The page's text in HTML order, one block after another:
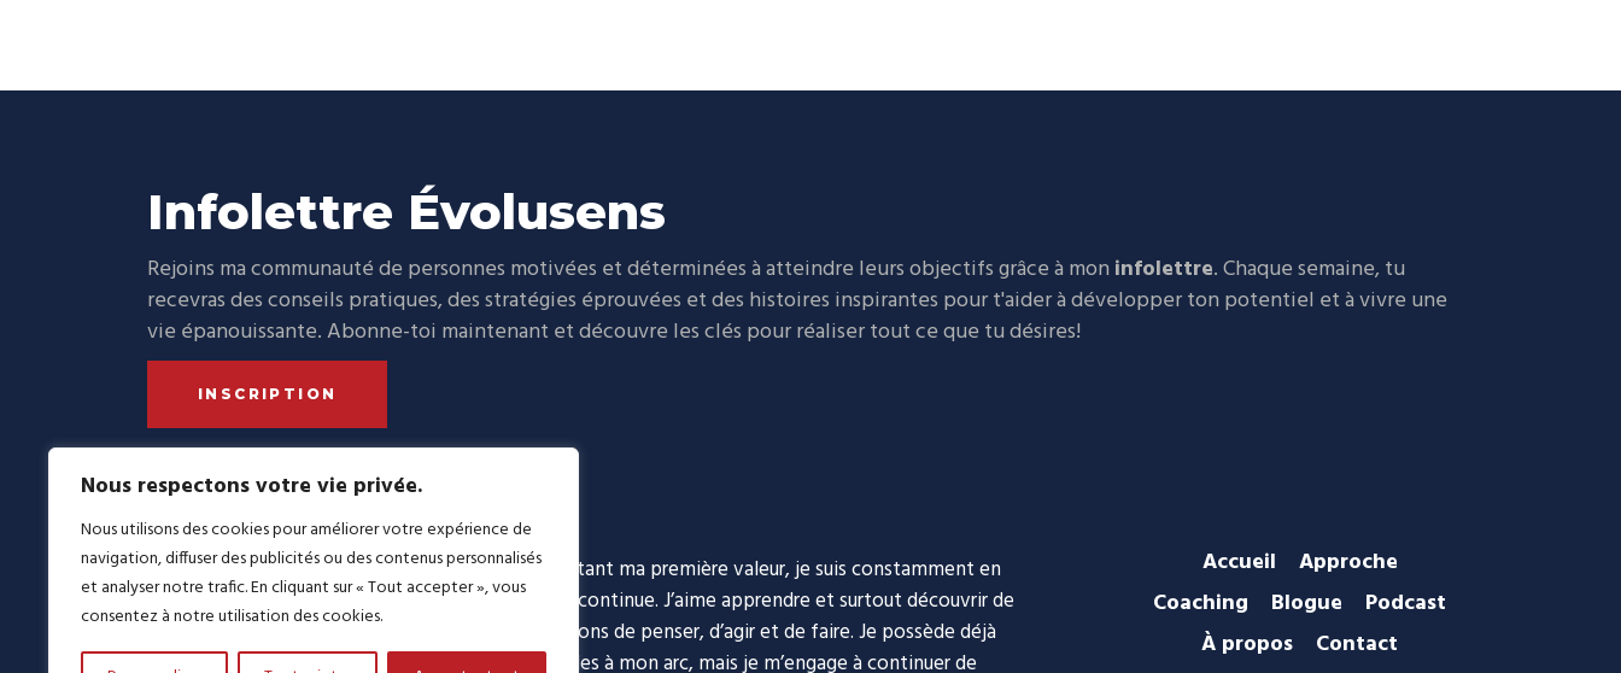
Nous respectons votre vie privée.
Nous utilisons des cookies pour améliorer votre expérience de
navigation, diffuser des publicités ou des contenus personnalisés
et analyser notre trafic. En cliquant sur « Tout accepter », vous
consentez à notre utilisation des cookies.
Infolettre Évolusens
Rejoins ma communauté de personnes motivées et déterminées à atteindre leurs objectifs grâce à mon infolettre. Chaque semaine, tu
recevras des conseils pratiques, des stratégies éprouvées et des histoires inspirantes pour t'aider à développer ton potentiel et à vivre une
vie épanouissante. Abonne-toi maintenant et découvre les clés pour réaliser tout ce que tu désires!
INSCRIPTION
LinkedIn
Facebook
https://www.instagram.com/evolusens.coaching.conseil/
YouTube
TikTok
L’évolution étant ma première valeur, je suis constamment en
amélioration continue. J’aime apprendre et surtout découvrir de
nouvelles façons de penser, d’agir et de faire. Je possède déjà
plusieurs cordes à mon arc, mais je m’engage à continuer de
Accueil
Approche
Coaching
Blogue
Podcast
À propos
Contact